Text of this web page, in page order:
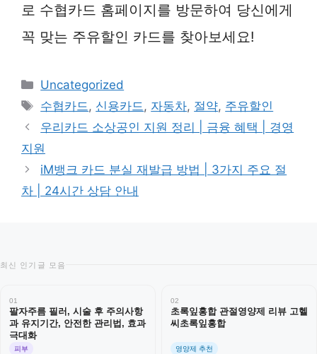
로 수협카드 홈페이지를 방문하여 당신에게
꼭 맞는 주유할인 카드를 찾아보세요!
카
테
고
리
Uncategorized
태
그
수협카드 , 신용카드 , 자동차, 절약, 주유할인
우리카드 소상공인 지원 정리 | 금융 혜택 | 경영
지원
iM뱅크 카드 분실 재발급 방법 | 3가지 주요 절
차 | 24시간 상담 안내
최신 인기글 모음
01
팔자주름 필러, 시술 후 주의사항
과 유지기간, 안전한 관리법, 효과
극대화
피부
02
초록잎홍합 관절영양제 리뷰 고헬
씨초록잎홍합
영양제 추천